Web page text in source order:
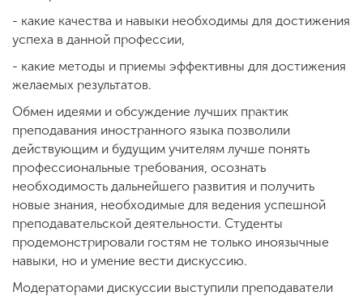
- какие качества и навыки необходимы для достижения
успеха в данной профессии,
- какие методы и приемы эффективны для достижения
желаемых результатов.
Обмен идеями и обсуждение лучших практик
преподавания иностранного языка позволили
действующим и будущим учителям лучше понять
профессиональные требования, осознать
необходимость дальнейшего развития и получить
новые знания, необходимые для ведения успешной
преподавательской деятельности. Студенты
продемонстрировали гостям не только иноязычные
навыки, но и умение вести дискуссию.
Модераторами дискуссии выступили преподаватели